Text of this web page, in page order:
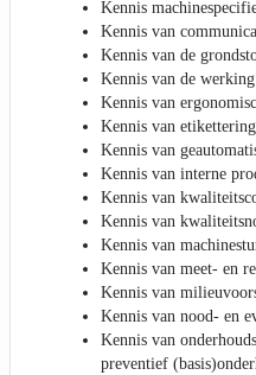
Kennis
Kennis van
Kennis van de
Kennis van de
Kennis van
Kennis van
Kennis van
Kennis van interne
Kennis van
Kennis van
Kennis van
Kennis van meet- en
Kennis van
Kennis van nood- en
Kennis van
preventief